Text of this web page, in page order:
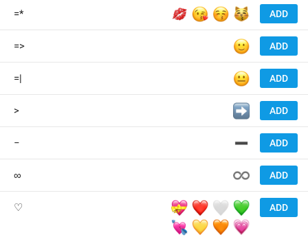
ADD
💋
😘
😚
😽
=*
ADD
🙂
=>
ADD
😐
=|
ADD
➡️
>
ADD
➖
−
ADD
♾️
∞
ADD
💝
❤️
🤍
💚
💘
💛
🧡
💗
♡